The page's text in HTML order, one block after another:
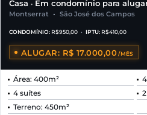
Casa • Em condomínio para
Montserrat • São José dos Campos
CONDOMÍNIO: R$950,00 • IPTU: R$410,00
ALUGAR: R$ 17.000,00 /MÊS
Área: 400m²
4 suítes
Terreno: 450m²